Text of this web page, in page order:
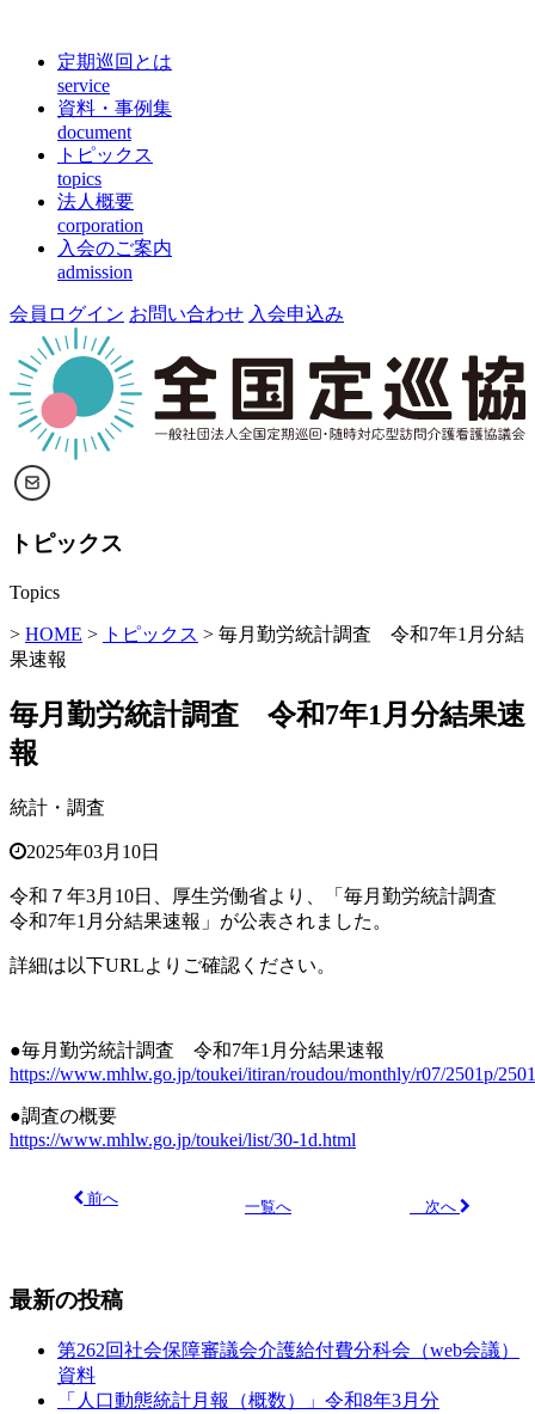
定期巡回とは
service
資料・事例集
document
トピックス
topics
法人概要
corporation
入会のご案内
admission
会員ログイン お問い合わせ 入会申込み
トピックス
Topics
> HOME > トピックス > 毎月勤労統計調査 令和7年1月分結
果速報
毎月勤労統計調査 令和7年1月分結果速
報
統計・調査
2025年03月10日
令和７年3月10日、厚生労働省より、「毎月勤労統計調査
令和7年1月分結果速報」が公表されました。
詳細は以下URLよりご確認ください。
●毎月勤労統計調査 令和7年1月分結果速報
https://www.mhlw.go.jp/toukei/itiran/roudou/monthly/r07/2501p/
●調査の概要
https://www.mhlw.go.jp/toukei/list/30-1d.html
前へ
一覧へ 次へ
最新の投稿
第262回社会保障審議会介護給付費分科会（web会議）
資料
「人口動態統計月報（概数）」令和8年3月分